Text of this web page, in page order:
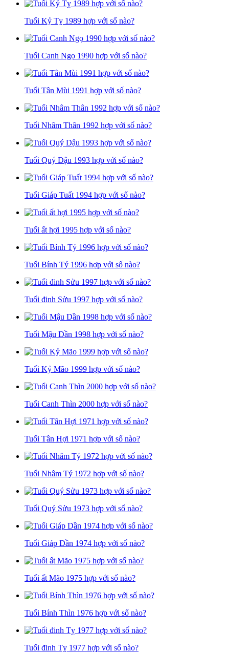
Tuổi Kỷ Tỵ 1989 hợp với số nào?
Tuổi Canh Ngọ 1990 hợp với số nào?
Tuổi Tân Mùi 1991 hợp với số nào?
Tuổi Nhâm Thân 1992 hợp với số nào?
Tuổi Quý Dậu 1993 hợp với số nào?
Tuổi Giáp Tuất 1994 hợp với số nào?
Tuổi ất hợi 1995 hợp với số nào?
Tuổi Bính Tý 1996 hợp với số nào?
Tuổi đinh Sửu 1997 hợp với số nào?
Tuổi Mậu Dần 1998 hợp với số nào?
Tuổi Kỷ Mão 1999 hợp với số nào?
Tuổi Canh Thìn 2000 hợp với số nào?
Tuổi Tân Hợi 1971 hợp với số nào?
Tuổi Nhâm Tý 1972 hợp với số nào?
Tuổi Quý Sửu 1973 hợp với số nào?
Tuổi Giáp Dần 1974 hợp với số nào?
Tuổi ất Mão 1975 hợp với số nào?
Tuổi Bính Thìn 1976 hợp với số nào?
Tuổi đinh Tỵ 1977 hợp với số nào?